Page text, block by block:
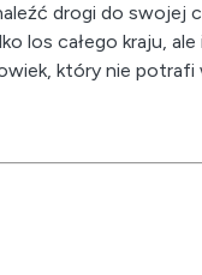
drogi do swojej
los całego kraju,
który nie